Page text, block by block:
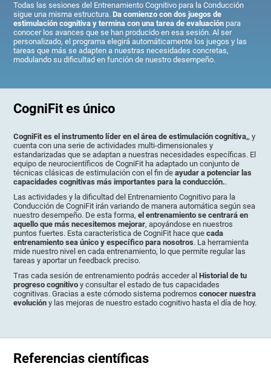
Todas las sesiones del Entrenamiento Cognitivo para la Conducción
sigue una misma estructura.Da comienzo con dos juegos de
estimulación cognitiva y termina con una tarea de evaluación para
conocer los avances que se han producido en esa sesión. Al ser
personalizado, el programa elegirá automáticamente los juegos y las
tareas que más se adapten a nuestras necesidades concretas,
modulando su dificultad en función de nuestro desempeño.
CogniFit es único
CogniFit es el instrumento líder en el área de estimulación cognitiva,, y
cuenta con una serie de actividades multi-dimensionales y
estandarizadas que se adaptan a nuestras necesidades específicas. El
equipo de neurocientíficos de CogniFit ha adaptado un conjunto de
técnicas clásicas de estimulación con el fin deayudar a potenciar las
capacidades cognitivas más importantes para la conducción..
Las actividades y la dificultad del Entrenamiento Cognitivo para la
Conducción de CogniFit irán variando de manera automática según sea
nuestro desempeño. De esta forma,el entrenamiento se centrará en
aquello que más necesitemos mejorar, apoyándose en nuestros
puntos fuertes. Esta característica de CogniFit hace quecada
entrenamiento sea único y específico para nosotros. La herramienta
mide nuestro nivel en cada entrenamiento, lo que permite regular las
tareas y aportar un feedback preciso.
Tras cada sesión de entrenamiento podrás acceder alHistorial de tu
progreso cognitivo y consultar el estado de tus capacidades
cognitivas. Gracias a este cómodo sistema podremosconocer nuestra
evolución y las mejoras de nuestro estado cognitivo hasta el día de hoy.
Referencias científicas